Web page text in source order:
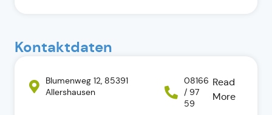
Kontaktdaten
Blumenweg 12, 85391
Allershausen
08166
/ 97
59
Read
More